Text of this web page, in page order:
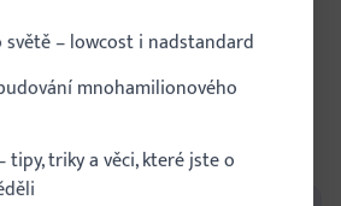
Kategorie: AI
světě – lowcost i nadstandard
mnohamilionového
tipy, triky a věci, které jste o